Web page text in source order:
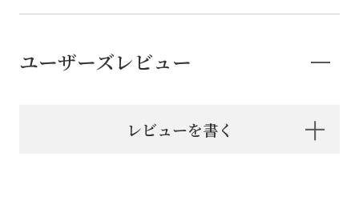
ユーザーズレビュー
レビューを書く